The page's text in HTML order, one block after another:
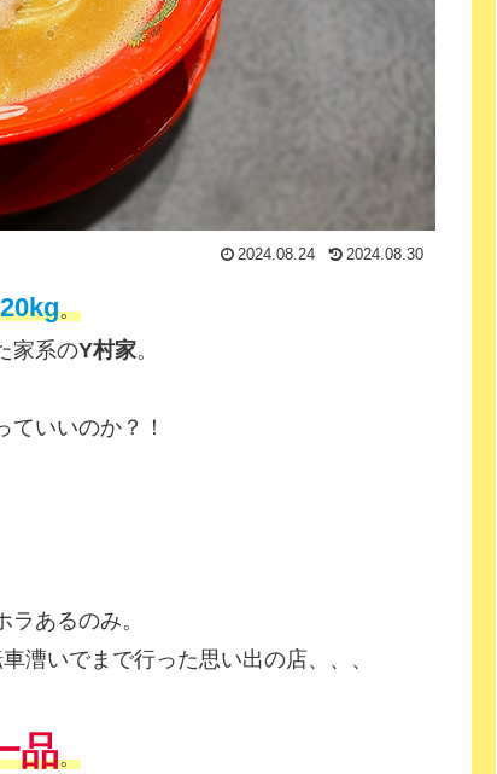
2024.08.24 2024.08.30
。
家系のY村家。
いいのか？！
あるのみ。
漕いでまで行った思い出の店、、、
品。